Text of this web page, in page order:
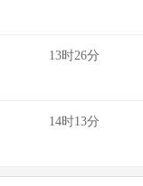
13时26分
14时13分